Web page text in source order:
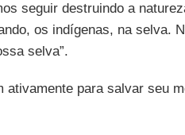
seguir destruindo a
os indígenas, na selva.
selva”.
ativamente para salvar seu